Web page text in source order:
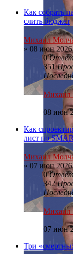
Как собрать
слить бюджет
Михаил
» 08 июн
0
351
Михаил
08 июн
Как
лист по
Михаил
» 07 июн
0
342
Михаил
07 июн
Три